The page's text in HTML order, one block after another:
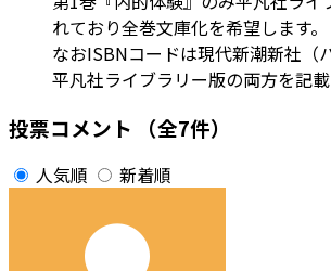
れており全巻文庫化を希望します。
なおISBNコードは現代新潮新社（
平凡社ライブラリー版の両方を記載
投票コメント （全7件）
人気順 新着順